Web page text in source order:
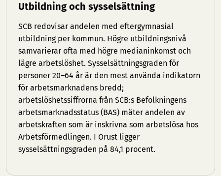
Utbildning och sysselsättning
SCB redovisar andelen med eftergymnasial
utbildning per kommun. Högre utbildningsnivå
samvarierar ofta med högre medianinkomst och
lägre arbetslöshet. Sysselsättningsgraden för
personer 20–64 år är den mest använda indikatorn
för arbetsmarknadens bredd;
arbetslöshetssiffrorna från SCB:s Befolkningens
arbetsmarknadsstatus (BAS) mäter andelen av
arbetskraften som är inskrivna som arbetslösa hos
Arbetsförmedlingen. I Orust ligger
sysselsättningsgraden på 84,1 procent.